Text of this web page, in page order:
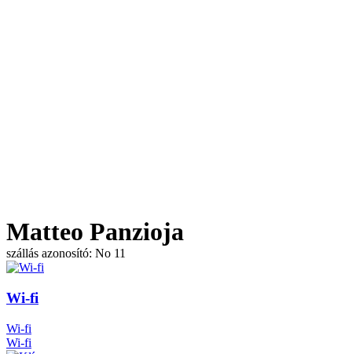
Matteo Panzioja
szállás azonosító: No 11
Wi-fi
Wi-fi
Wi-fi